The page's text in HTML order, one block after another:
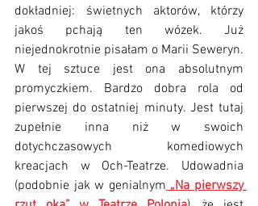
dokładniej: świetnych aktorów, którzy
jakoś pchają ten wózek. Już
niejednokrotnie pisałam o Marii Seweryn.
W tej sztuce jest ona absolutnym
promyczkiem. Bardzo dobra rola od
pierwszej do ostatniej minuty. Jest tutaj
zupełnie inna niż w swoich
dotychczasowych komediowych
kreacjach w Och-Teatrze. Udowadnia
(podobnie jak w genialnym „Na pierwszy